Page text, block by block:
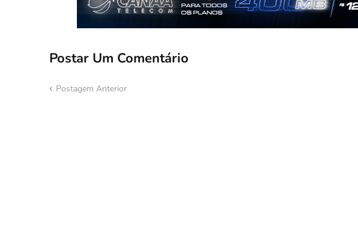
Postar Um Comentário
Postagem Anterior